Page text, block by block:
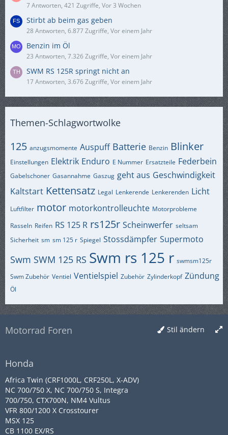
7 Antworten, 421 Zugriffe, Vor 3 Wochen
Stirbt ab beim gas geben
28 Antworten, 6.877 Zugriffe, Vor einem Jahr
Benzin im Öl
23 Antworten, 7.326 Zugriffe, Vor einem Jahr
SWM RS 125R springt nicht an
17 Antworten, 3.676 Zugriffe, Vor einem Jahr
Themen-Schlagwortwolke
125 anzugsmomente Auspuff Batterie Benzin Blinker
Einstellungen Elektrik Enduro E Nummer Ersatzteile Federbein
Gabelschoner Gasannahme Gaszug geht aus Geschwindigkeit
Kaltstart Kettensatz Legal Lenkerende Lenkerenden Licht
Luftfilter motor motorkontrolleuchte Motorprobleme
Rasseln Reifen RS 125 R rs125r Scheinwerfer seltsam
Sicherheit sm sm 125 r Spiegel Stossdämpfer Supermoto
Swm SWM 125 RS Swm rs 125 r swmsm125r
Swm Zubehör Ventiel Ventielspiel Zubehör Zylinderkopf Zündung
Öl
Stil ändern
Motorrad Foren
Honda
Africa Twin (CRF1000L, CRF250L, X-ADV)
NC 700/750 X, NC 700/750 S, Integra
700/750, CTX700N, NM4 Vultus
VFR 800/1200 X Crosstourer
MSX 125
CB 1100 EX/RS